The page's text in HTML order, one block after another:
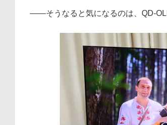
――そうなると気になるのは、QD-